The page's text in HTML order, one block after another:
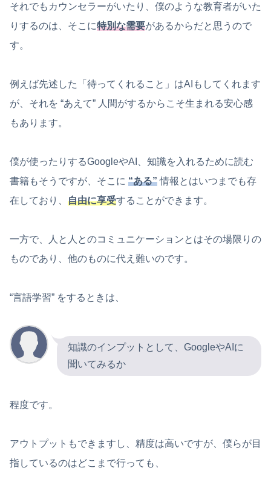
それでもカウンセラーがいたり、僕のような教育者がいた
りするのは、そこに特別な需要があるからだと思うので
す。
例えば先述した「待ってくれること」はAIもしてくれます
が、それを “あえて” 人間がするからこそ生まれる安心感
もあります。
僕が使ったりするGoogleやAI、知識を入れるために読む
書籍もそうですが、そこに “ある”情報とはいつまでも存
在しており、 自由に享受することができます。
一方で、人と人とのコミュニケーションとはその場限りの
ものであり、他のものに代え難いのです。
“言語学習” をするときは、
知識のインプットとして、GoogleやAIに
聞いてみるか
程度です。
アウトプットもできますし、精度は高いですが、僕らが目
指しているのはどこまで行っても、